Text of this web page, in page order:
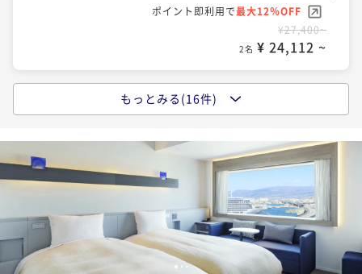
ポイント即利用で最大12％OFF
¥27,400~
2名 ¥ 24,112 ~
【レビュー投稿必須！】Relux限定価格 6月以降も最大
48%OFFの割引プラン≪朝食付：ビュッフェ≫
朝食付き 現地決済可
IN 15:00 - 24:00 OUT11:00
ポイント即利用で最大7％OFF
¥27,400~
2名 ¥ 25,482 ~
もっとみる(16件)
1 2 3